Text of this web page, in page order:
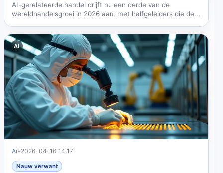
AI-gerelateerde handel drijft nu een derde van de
wereldhandelsgroei in 2026 aan, met halfgeleiders die de...
Ai
Ai• 2026-04-16 14:17
Nauw verwant